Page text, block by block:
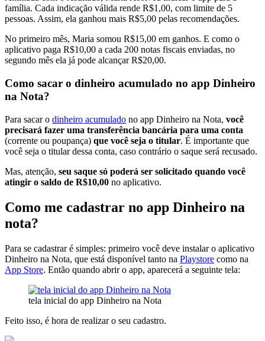
família. Cada indicação válida rende R$1,00, com limite de 5
pessoas. Assim, ela ganhou mais R$5,00 pelas recomendações.
No primeiro mês, Maria somou R$15,00 em ganhos. E como o
aplicativo paga R$10,00 a cada 200 notas fiscais enviadas, no
segundo mês ela já pode alcançar R$20,00.
Como sacar o dinheiro acumulado no app Dinheiro
na Nota?
Para sacar o dinheiro acumulado no app Dinheiro na Nota, você
precisará fazer uma transferência bancária para uma conta
(corrente ou poupança) que você seja o titular. É importante que
você seja o titular dessa conta, caso contrário o saque será recusado.
Mas, atenção, seu saque só poderá ser solicitado quando você
atingir o saldo de R$10,00 no aplicativo.
Como me cadastrar no app Dinheiro na
nota?
Para se cadastrar é simples: primeiro você deve instalar o aplicativo
Dinheiro na Nota, que está disponível tanto na Playstore como na
App Store. Então quando abrir o app, aparecerá a seguinte tela:
tela inicial do app Dinheiro na Nota
Feito isso, é hora de realizar o seu cadastro.